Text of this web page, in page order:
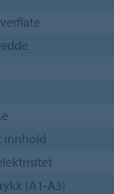
innhold
(A1-A3)